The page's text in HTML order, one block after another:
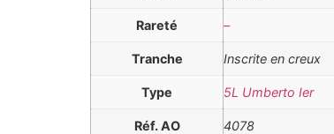
Rareté –
Tranche Inscrite en creux
Type 5L Umberto Ier
Réf. AO 4078